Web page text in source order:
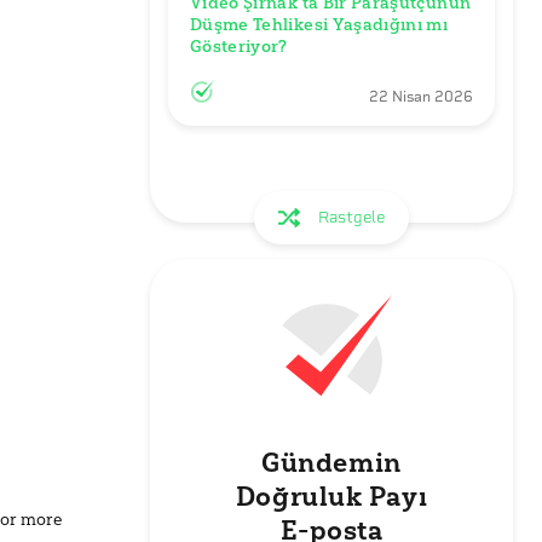
more
Düşme Tehlikesi Yaşadığını mı
Gösteriyor?
22 Nisan 2026
Rastgele
Gündemin
Doğruluk Payı
E-posta